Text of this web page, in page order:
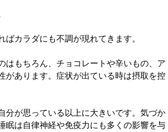
カラダにも不調が現れてきます。
はもちろん、チョコレートや辛いもの、ア
があります。症状が出ている時は摂取を控
分が思っている以上に大きいです。気づか
眠は自律神経や免疫力にも多くの影響を与